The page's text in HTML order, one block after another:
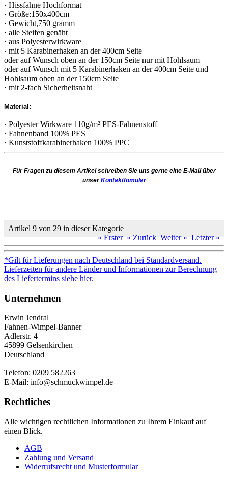
· Hissfahne Hochformat
· Größe:150x400cm
· Gewicht,750 gramm
· alle Steifen genäht
· aus Polyesterwirkware
· mit 5 Karabinerhaken an der 400cm Seite
oder auf Wunsch oben an der 150cm Seite nur mit Hohlsaum
oder auf Wunsch mit 5 Karabinerhaken an der 400cm Seite und
Hohlsaum oben an der 150cm Seite
· mit 2-fach Sicherheitsnaht
Material:
· Polyester Wirkware 110g/m² PES-Fahnenstoff
· Fahnenband 100% PES
· Kunststoffkarabinerhaken 100% PPC
Für Fragen zu diesem Artikel schreiben Sie uns gerne eine E-Mail über
unserKontaktfomular
Artikel 9 von 29 in dieser Kategorie
« Erster « Zurück Weiter » Letzter »
*Gilt für Lieferungen nach Deutschland bei Standardversand.
Lieferzeiten für andere Länder und Informationen zur Berechnung
des Liefertermins siehe hier.
Unternehmen
Erwin Jendral
Fahnen-Wimpel-Banner
Adlerstr. 4
45899 Gelsenkirchen
Deutschland
Telefon: 0209 582263
E-Mail: info@schmuckwimpel.de
Rechtliches
Alle wichtigen rechtlichen Informationen zu Ihrem Einkauf auf
einen Blick.
AGB
Zahlung und Versand
Widerrufsrecht und Musterformular